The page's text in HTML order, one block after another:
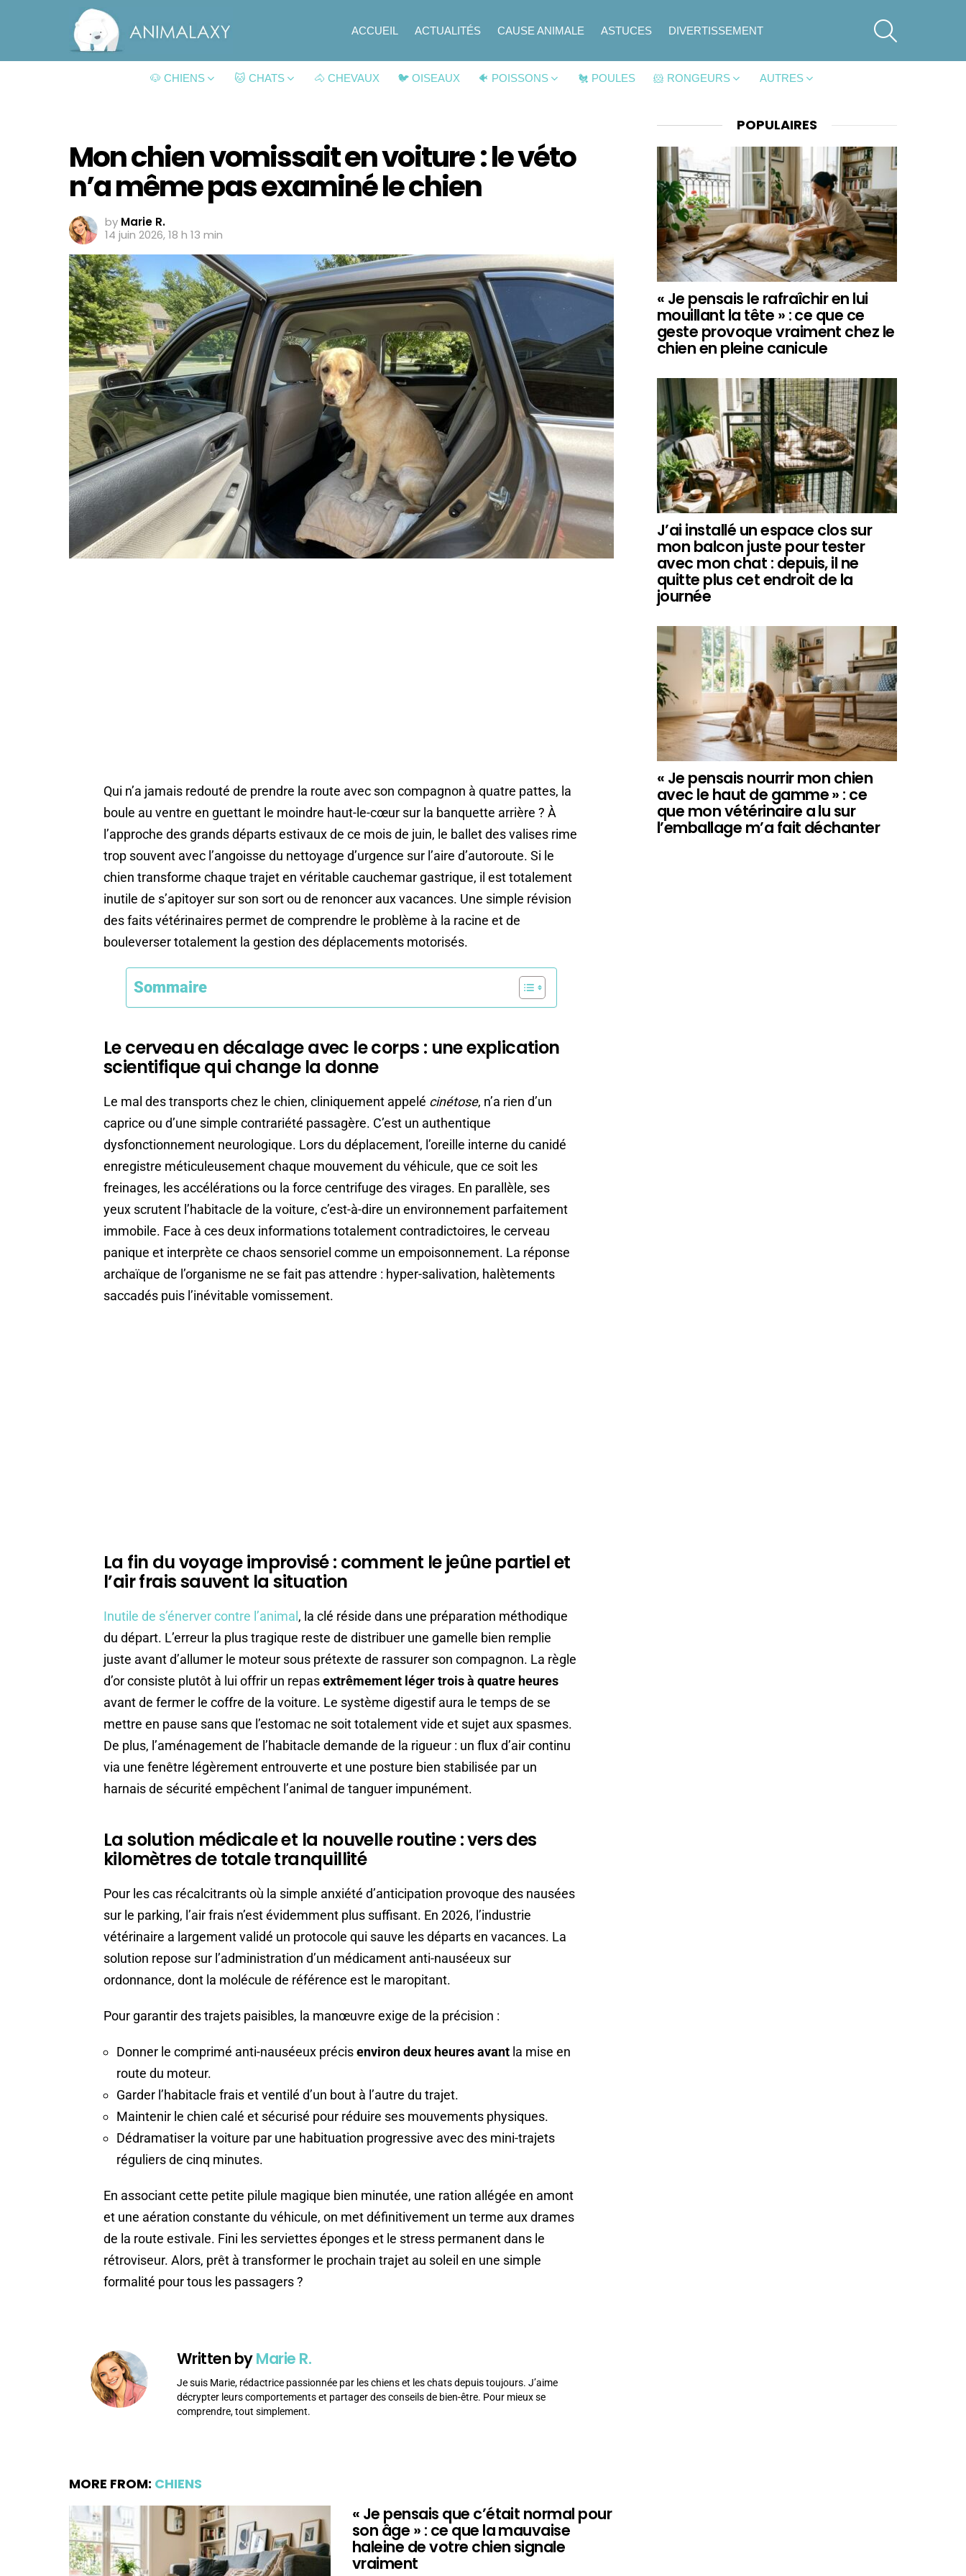
ACCUEIL ACTUALITÉS CAUSE ANIMALE ASTUCES DIVERTISSEMENT
🐶 CHIENS 🐱 CHATS 🐴 CHEVAUX 🐦 OISEAUX 🐠 POISSONS 🐔 POULES 🐹 RONGEURS AUTRES
Mon chien vomissait en voiture : le véto
n’a même pas examiné le chien
by Marie R.
14 juin 2026, 18 h 13 min
Qui n’a jamais redouté de prendre la route avec son compagnon à quatre pattes, la
boule au ventre en guettant le moindre haut-le-cœur sur la banquette arrière ? À
l’approche des grands départs estivaux de ce mois de juin, le ballet des valises rime
trop souvent avec l’angoisse du nettoyage d’urgence sur l’aire d’autoroute. Si le
chien transforme chaque trajet en véritable cauchemar gastrique, il est totalement
inutile de s’apitoyer sur son sort ou de renoncer aux vacances. Une simple révision
des faits vétérinaires permet de comprendre le problème à la racine et de
bouleverser totalement la gestion des déplacements motorisés.
Sommaire
Le cerveau en décalage avec le corps : une explication
scientifique qui change la donne
Le mal des transports chez le chien, cliniquement appelé cinétose, n’a rien d’un
caprice ou d’une simple contrariété passagère. C’est un authentique
dysfonctionnement neurologique. Lors du déplacement, l’oreille interne du canidé
enregistre méticuleusement chaque mouvement du véhicule, que ce soit les
freinages, les accélérations ou la force centrifuge des virages. En parallèle, ses
yeux scrutent l’habitacle de la voiture, c’est-à-dire un environnement parfaitement
immobile. Face à ces deux informations totalement contradictoires, le cerveau
panique et interprète ce chaos sensoriel comme un empoisonnement. La réponse
archaïque de l’organisme ne se fait pas attendre : hyper-salivation, halètements
saccadés puis l’inévitable vomissement.
La fin du voyage improvisé : comment le jeûne partiel et
l’air frais sauvent la situation
Inutile de s’énerver contre l’animal , la clé réside dans une préparation méthodique
du départ. L’erreur la plus tragique reste de distribuer une gamelle bien remplie
juste avant d’allumer le moteur sous prétexte de rassurer son compagnon. La règle
d’or consiste plutôt à lui offrir un repasextrêmement léger trois à quatre heures
avant de fermer le coffre de la voiture. Le système digestif aura le temps de se
mettre en pause sans que l’estomac ne soit totalement vide et sujet aux spasmes.
De plus, l’aménagement de l’habitacle demande de la rigueur : un flux d’air continu
via une fenêtre légèrement entrouverte et une posture bien stabilisée par un
harnais de sécurité empêchent l’animal de tanguer impunément.
La solution médicale et la nouvelle routine : vers des
kilomètres de totale tranquillité
Pour les cas récalcitrants où la simple anxiété d’anticipation provoque des nausées
sur le parking, l’air frais n’est évidemment plus suffisant. En 2026, l’industrie
vétérinaire a largement validé un protocole qui sauve les départs en vacances. La
solution repose sur l’administration d’un médicament anti-nauséeux sur
ordonnance, dont la molécule de référence est le maropitant.
Pour garantir des trajets paisibles, la manœuvre exige de la précision :
Donner le comprimé anti-nauséeux précisenviron deux heures avant la mise en
route du moteur.
Garder l’habitacle frais et ventilé d’un bout à l’autre du trajet.
Maintenir le chien calé et sécurisé pour réduire ses mouvements physiques.
Dédramatiser la voiture par une habituation progressive avec des mini-trajets
réguliers de cinq minutes.
En associant cette petite pilule magique bien minutée, une ration allégée en amont
et une aération constante du véhicule, on met définitivement un terme aux drames
de la route estivale. Fini les serviettes éponges et le stress permanent dans le
rétroviseur. Alors, prêt à transformer le prochain trajet au soleil en une simple
formalité pour tous les passagers ?
Written byMarie R.
Je suis Marie, rédactrice passionnée par les chiens et les chats depuis toujours. J’aime
décrypter leurs comportements et partager des conseils de bien-être. Pour mieux se
comprendre, tout simplement.
MORE FROM: CHIENS
« Je pensais que c’était normal pour
son âge » : ce que la mauvaise
haleine de votre chien signale
vraiment
POPULAIRES
« Je pensais le rafraîchir en lui
mouillant la tête » : ce que ce
geste provoque vraiment chez le
chien en pleine canicule
J’ai installé un espace clos sur
mon balcon juste pour tester
avec mon chat : depuis, il ne
quitte plus cet endroit de la
journée
« Je pensais nourrir mon chien
avec le haut de gamme » : ce
que mon vétérinaire a lu sur
l’emballage m’a fait déchanter